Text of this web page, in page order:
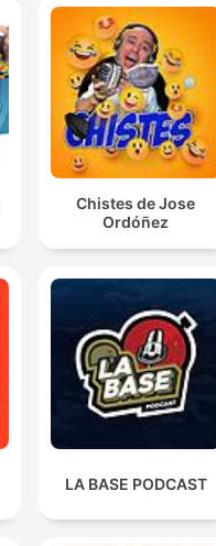
Chistes de Jose
Ordóñez
LA BASE PODCAST